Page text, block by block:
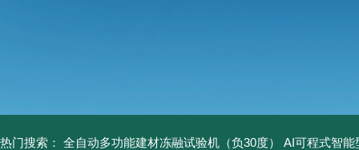
热门搜索： 全自动多功能建材冻融试验机（负30度） AI可程式智能